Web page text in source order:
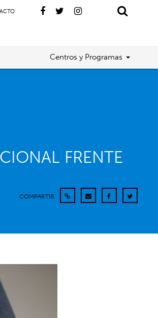
Centros y Programas
FRENTE
COMPARTIR